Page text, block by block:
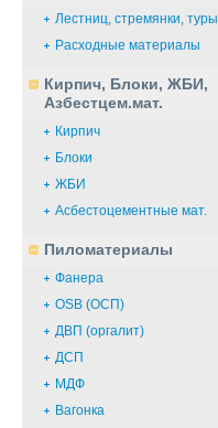
Лестниц, стремянки, туры
Расходные материалы
Кирпич, Блоки, ЖБИ,
Азбестцем.мат.
Кирпич
Блоки
ЖБИ
Асбестоцементные мат.
Пиломатериалы
Фанера
OSB (ОСП)
ДВП (оргалит)
ДСП
МДФ
Вагонка